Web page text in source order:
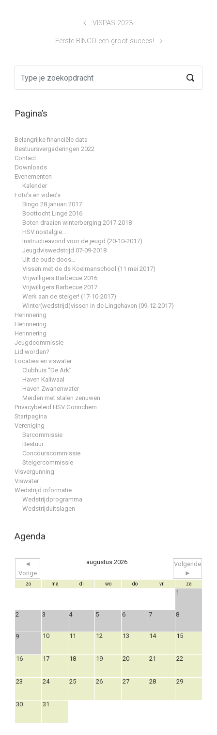
VISPAS 2023
Eerste BINGO een groot succes!
Pagina’s
Belangrijke financiële data
Bestuursvergaderingen 2022
Contact
Downloads
Evenementen
Kalender
Foto’s en video’s
Bingo 28 januari 2017
Boottocht Linge 2016
Boten draaien winterberging 2017-2018
HSV nostalgie…
Instructieavond voor de jeugd (20-10-2017)
Jeugdviswedstrijd 07-09-2018
Uit de oude doos…
Vissen met de ds Koelmanschool (11 mei 2017)
Vrijwilligers Barbecue 2016
Vrijwilligers Barbecue 2017
Werk aan de steiger! (17-10-2017)
Winter(wedstrijd)vissen in de Lingehaven (09-12-2017)
Herinnering
Herinnering
Herinnering
Jeugdcommissie
Lid worden?
Locaties en viswater
Clubhuis “De Ark”
Haven Kaliwaal
Haven Zwanenwater
Meiden met stalen zenuwen
Privacybeleid HSV Gorinchem
Startpagina
Vereniging
Barcommissie
Bestuur
Concourscommissie
Steigercommissie
Visvergunning
Viswater
Wedstrijd informatie
Wedstrijdprogramma
Wedstrijduitslagen
Agenda
◄
Vorige
augustus 2026
Volgende
►
zo ma di wo do vr za
1
2 3 4 5 6 7 8
9 10 11 12 13 14 15
16 17 18 19 20 21 22
23 24 25 26 27 28 29
30 31